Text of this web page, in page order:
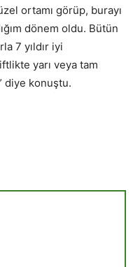
ortamı görüp, burayı
dönem oldu. Bütün
7 yıldır iyi
yarı veya tam
diye konuştu.